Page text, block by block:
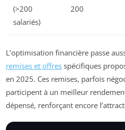
(>200
salariés)
200
L’optimisation financière passe
remises et offres spécifiques
en 2025. Ces remises, parfois
participent à un meilleur
dépensé, renforçant encore